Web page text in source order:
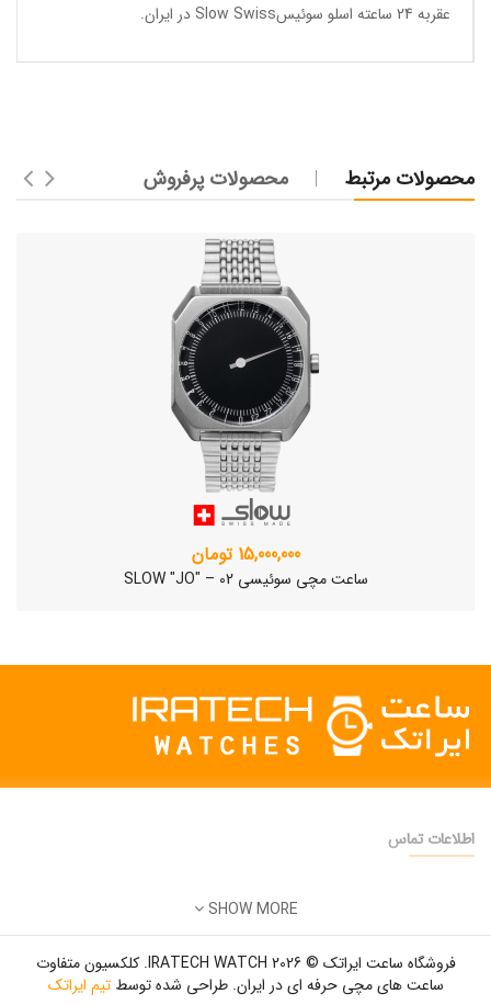
عقربه 24 ساعته اسلو سوئیسSlow Swiss در ایران
.
محصولات مرتبط محصولات پرفروش
15,000,000 تومان
ساعت مچی سوئیسی SLOW "JO" – 02
ساعت مچی سوئیسی SLOW "AM/PM" – 01..
12,500,000 تومان
اطلاعات تماس
ایمیل:
زمان کاری:8 صبح تا 5 عصر
SHOW MORE
فروشگاه ساعت ایراتک © 2026 IRATECH WATCH. کلکسیون متفاوت
ساعت های مچی حرفه ای در ایران. طراحی شده توسطتیم ایراتک